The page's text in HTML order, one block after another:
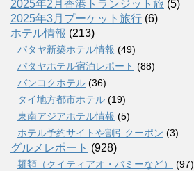
2025年2月香港トランジット旅 (5)
2025年3月プーケット旅行 (6)
ホテル情報 (213)
パタヤ新築ホテル情報 (49)
パタヤホテル宿泊レポート (88)
バンコクホテル (36)
タイ地方都市ホテル (19)
東南アジアホテル情報 (5)
ホテル予約サイトや割引クーポン (3)
グルメレポート (928)
麺類（クイティアオ・バミーなど）
(97)